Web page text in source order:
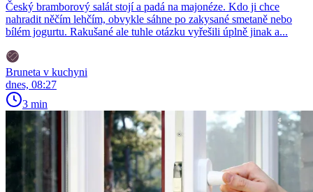
Český bramborový salát stojí a padá na majonéze. Kdo ji chce
nahradit něčím lehčím, obvykle sáhne po zakysané smetaně nebo
bílém jogurtu. Rakušané ale tuhle otázku vyřešili úplně jinak a...
Bruneta v kuchyni
dnes, 08:27
3 min